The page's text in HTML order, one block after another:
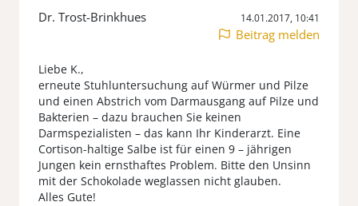
Dr. Trost-Brinkhues 14.01.2017, 10:41
Beitrag melden
Liebe K.,
erneute Stuhluntersuchung auf Würmer und Pilze
und einen Abstrich vom Darmausgang auf Pilze und
Bakterien – dazu brauchen Sie keinen
Darmspezialisten – das kann Ihr Kinderarzt. Eine
Cortison-haltige Salbe ist für einen 9 – jährigen
Jungen kein ernsthaftes Problem. Bitte den Unsinn
mit der Schokolade weglassen nicht glauben.
Alles Gute!